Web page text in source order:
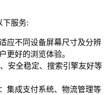
下服务:
应不同设备屏幕尺寸及分辨
更好的浏览体验。
安全稳定、搜索引擎友好等
集成支付系统、物流管理等